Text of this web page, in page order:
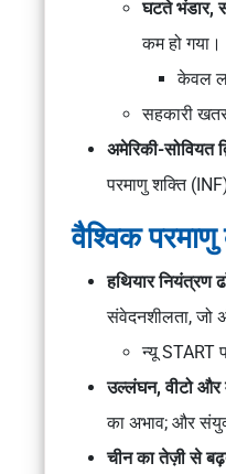
घटते भंडार,
कम हो गया।
केवल
सहकारी
अमेरिकी-सोवियत
परमाणु शक्ति
वैश्विक
हथियार नियंत्रण
संवेदनशीलता, जो
न्यू START
उल्लंघन, वीटो और
का अभाव; और
चीन का तेज़ी से